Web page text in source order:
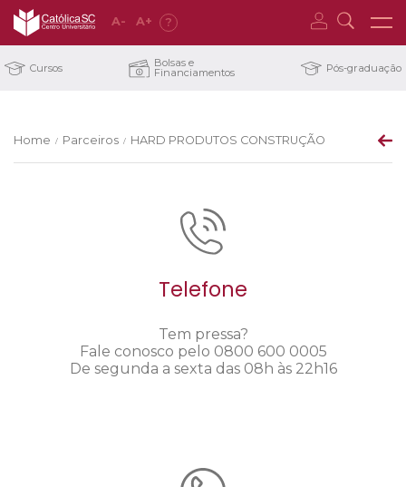
A- A+ ?
Cursos Bolsas e
Financiamentos Pós-graduação
Home / Parceiros / HARD PRODUTOS CONSTRUÇÃO
Telefone
Tem pressa?
Fale conosco pelo 0800 600 0005
De segunda a sexta das 08h às 22h16